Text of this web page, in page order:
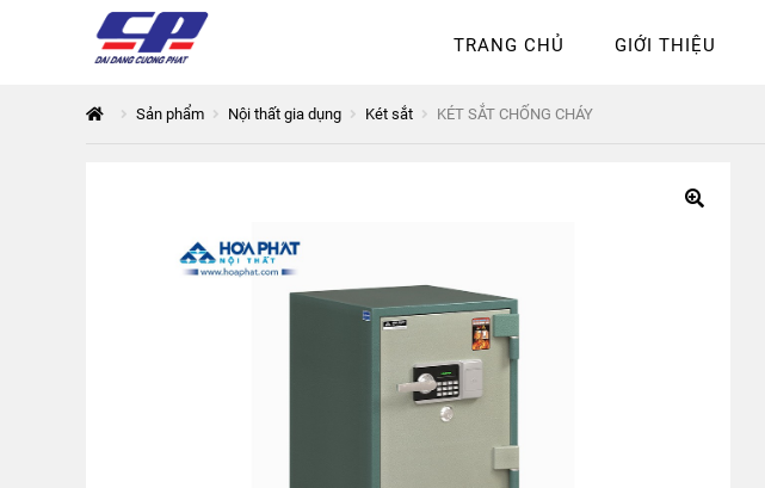
TRANG CHỦ GIỚI THIỆU
Tổng quan168 Thuận Quân Chính sách bảo mật
Sản phẩm Nội thất gia dụng Két sắt KÉT SẮT CHỐNG CHÁY